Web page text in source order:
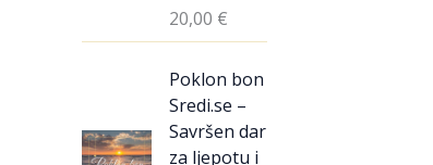
20,00 €
Poklon bon
Sredi.se –
Savršen dar
za ljepotu i